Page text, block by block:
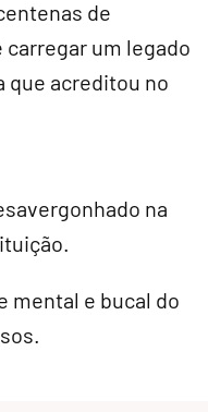
de
um legado
que acreditou no
na
mental e bucal do